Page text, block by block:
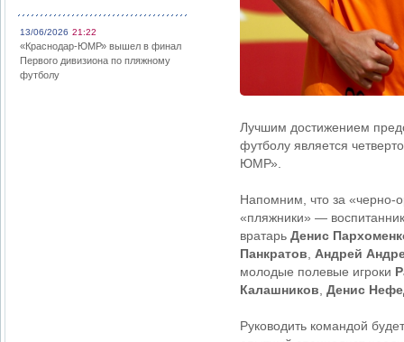
13/06/2026 21:22
«Краснодар-ЮМР» вышел в финал
Первого дивизиона по пляжному
футболу
Лучшим достижением
футболу является
ЮМР».
Напомним, что за «черно-
«пляжники» —
вратарь Денис
Панкратов, Андрей
молодые полевые игроки
Калашников, Денис
Руководить командой